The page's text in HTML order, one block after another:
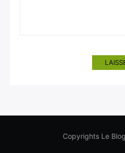
Copyrights Le